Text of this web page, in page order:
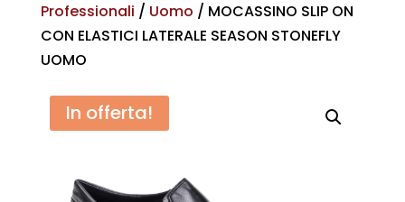
Professionali / Uomo / MOCASSINO SLIP ON
CON ELASTICI LATERALE SEASON STONEFLY
UOMO
In offerta!